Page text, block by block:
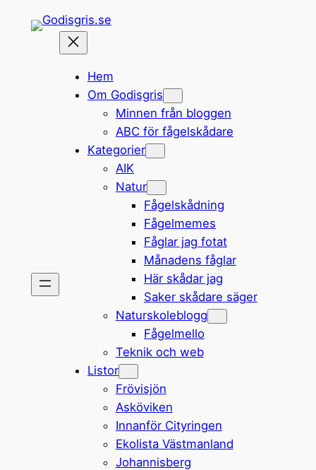
Hem
Om Godisgris
Minnen från bloggen
ABC för fågelskådare
Kategorier
AIK
Natur
Fågelskådning
Fågelmemes
Fåglar jag fotat
Månadens fåglar
Här skådar jag
Saker skådare säger
Naturskoleblogg
Fågelmello
Teknik och web
Listor
Frövisjön
Asköviken
Innanför Cityringen
Ekolista Västmanland
Johannisberg